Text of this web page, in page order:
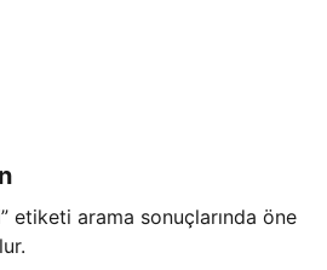
etiketi arama sonuçlarında öne